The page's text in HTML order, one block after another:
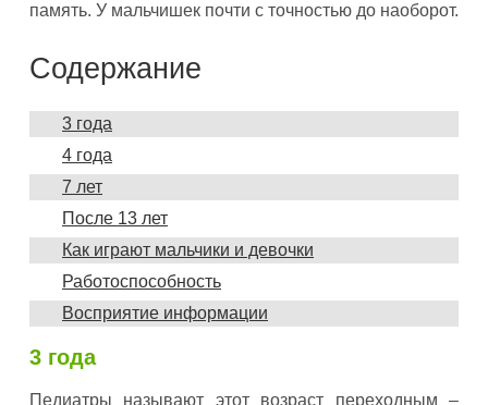
память. У мальчишек почти с точностью до наоборот.
Содержание
3 года
4 года
7 лет
После 13 лет
Как играют мальчики и девочки
Работоспособность
Восприятие информации
3 года
Педиатры называют этот возраст переходным –